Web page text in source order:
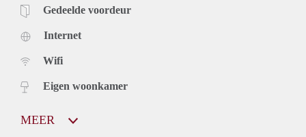
Gedeelde voordeur
Internet
Wifi
Eigen woonkamer
MEER